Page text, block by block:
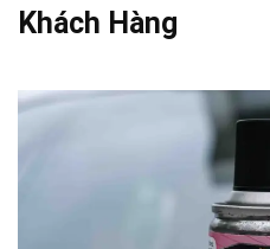
Khách Hàng